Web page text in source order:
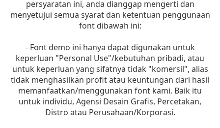
persyaratan ini, anda dianggap mengerti dan
menyetujui semua syarat dan ketentuan penggunaan
font dibawah ini:
- Font demo ini hanya dapat digunakan untuk
keperluan "Personal Use"/kebutuhan pribadi, atau
untuk keperluan yang sifatnya tidak "komersil", alias
tidak menghasilkan profit atau keuntungan dari hasil
memanfaatkan/menggunakan font kami. Baik itu
untuk individu, Agensi Desain Grafis, Percetakan,
Distro atau Perusahaan/Korporasi.